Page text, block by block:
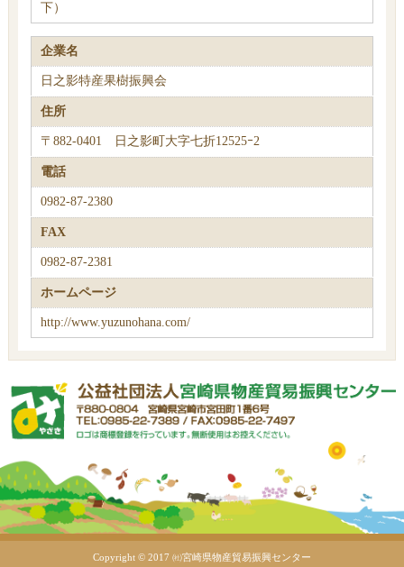
下）
企業名
日之影特産果樹振興会
住所
〒882-0401 日之影町大字七折12525ｰ2
電話
0982-87-2380
FAX
0982-87-2381
ホームページ
http://www.yuzunohana.com/
Copyright © 2017 ㈳宮崎県物産貿易振興センター